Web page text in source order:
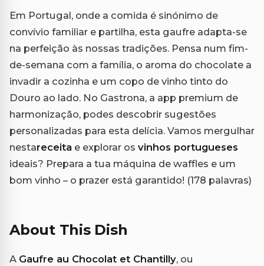
Em Portugal, onde a comida é sinónimo de
convívio familiar e partilha, esta gaufre adapta-se
na perfeição às nossas tradições. Pensa num fim-
de-semana com a família, o aroma do chocolate a
invadir a cozinha e um copo de vinho tinto do
Douro ao lado. No Gastrona, a app premium de
harmonização, podes descobrir sugestões
personalizadas para esta delícia. Vamos mergulhar
nestareceita e explorar os vinhos portugueses
ideais? Prepara a tua máquina de waffles e um
bom vinho – o prazer está garantido! (178 palavras)
About This Dish
A Gaufre au Chocolat et Chantilly, ou